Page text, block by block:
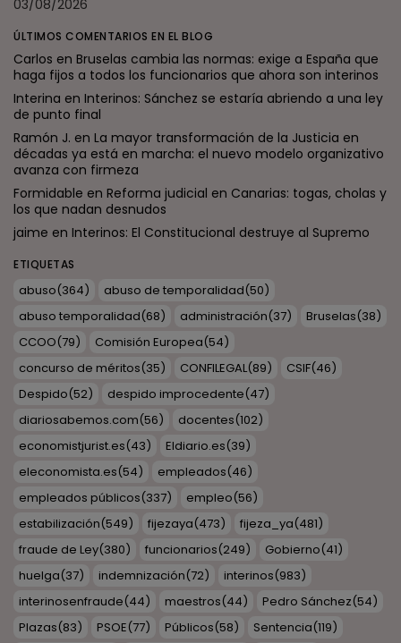
03/08/2026
ÚLTIMOS COMENTARIOS EN EL BLOG
Carlos en Bruselas cambia las normas: exige a España que
haga fijos a todos los funcionarios que ahora son interinos
Interina en Interinos: Sánchez se estaría abriendo a una ley
de punto final
Ramón J. en La mayor transformación de la Justicia en
décadas ya está en marcha: el nuevo modelo organizativo
avanza con firmeza
Formidable en Reforma judicial en Canarias: togas, cholas y
los que nadan desnudos
jaime en Interinos: El Constitucional destruye al Supremo
ETIQUETAS
abuso(364) abuso de temporalidad(50)
abuso temporalidad(68) administración(37) Bruselas(38)
CCOO(79) Comisión Europea(54)
concurso de méritos(35) CONFILEGAL(89) CSIF(46)
Despido(52) despido improcedente(47)
diariosabemos.com(56) docentes(102)
economistjurist.es(43) Eldiario.es(39)
eleconomista.es(54) empleados(46)
empleados públicos(337) empleo(56)
estabilización(549) fijezaya(473) fijeza_ya(481)
fraude de Ley(380) funcionarios(249) Gobierno(41)
huelga(37) indemnización(72) interinos(983)
interinosenfraude(44) maestros(44) Pedro Sánchez(54)
Plazas(83) PSOE(77) Públicos(58) Sentencia(119)